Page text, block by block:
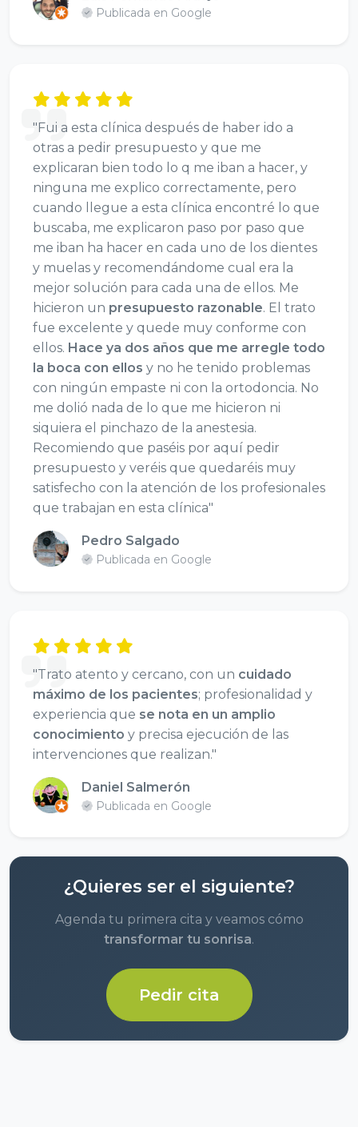
Publicada en Google
"Fui a esta clínica después de haber ido a
otras a pedir presupuesto y que me
explicaran bien todo lo q me iban a hacer, y
ninguna me explico correctamente, pero
cuando llegue a esta clínica encontré lo que
buscaba, me explicaron paso por paso que
me iban ha hacer en cada uno de los dientes
y muelas y recomendándome cual era la
mejor solución para cada una de ellos. Me
hicieron un presupuesto razonable. El trato
fue excelente y quede muy conforme con
ellos. Hace ya dos años que me arregle todo
la boca con ellos y no he tenido problemas
con ningún empaste ni con la ortodoncia. No
me dolió nada de lo que me hicieron ni
siquiera el pinchazo de la anestesia.
Recomiendo que paséis por aquí pedir
presupuesto y veréis que quedaréis muy
satisfecho con la atención de los profesionales
que trabajan en esta clínica"
Pedro Salgado
Publicada en Google
"Trato atento y cercano, con un cuidado
máximo de los pacientes; profesionalidad y
experiencia que se nota en un amplio
conocimiento y precisa ejecución de las
intervenciones que realizan."
Daniel Salmerón
Publicada en Google
¿Quieres ser el siguiente?
Agenda tu primera cita y veamos cómo
transformar tu sonrisa.
Pedir cita